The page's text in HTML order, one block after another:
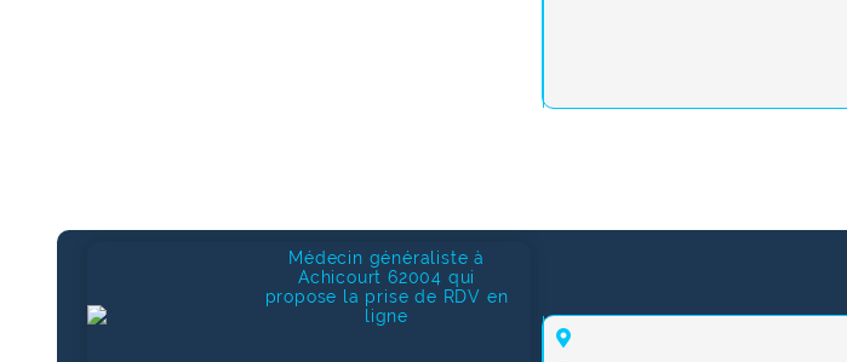
Médecin généraliste à
Achicourt 62004 qui
propose la prise de RDV en
ligne